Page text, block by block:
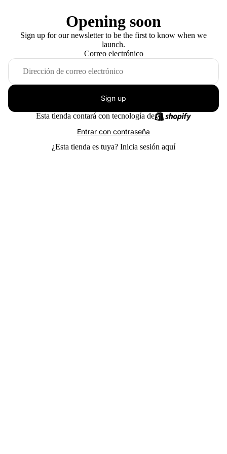
Opening soon
Sign up for our newsletter to be the first to know when we
launch.
Correo electrónico
Sign up
Esta tienda contará con tecnología de
Entrar con contraseña
¿Esta tienda es tuya? Inicia sesión aquí